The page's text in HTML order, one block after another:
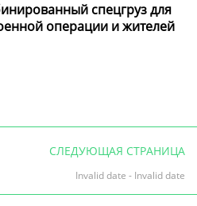
спецгруз для
операции и жителей
СЛЕДУЮЩАЯ СТРАНИЦА
Invalid date - Invalid date